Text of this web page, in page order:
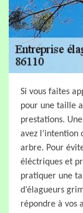
Si vous faites
pour une taille
prestations.
avez
arbre. Pour
éléctriques et
pratiquer une
d’élagueurs
répondre à vos